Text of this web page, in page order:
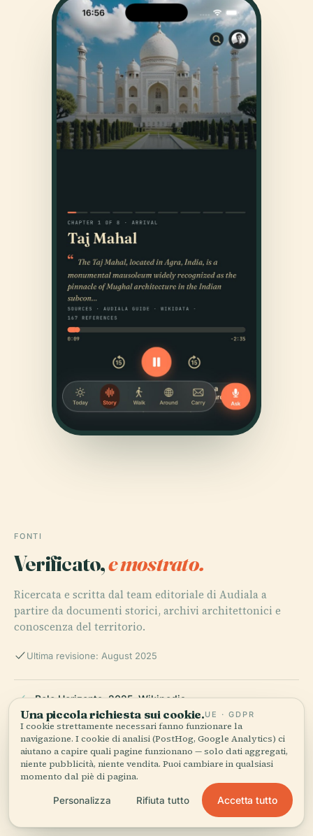
FONTI
Verificato,e mostrato.
Ricercata e scritta dal team editoriale di Audiala a
partire da documenti storici, archivi architettonici e
conoscenza del territorio.
Ultima revisione: August 2025
Belo Horizonte, 2025, Wikipedia
Mirantes em BH, 2025, BH Fácil
37 Facts About Belo Horizonte, 2025, Facts.net
Una piccola richiesta sui cookie.UE · GDPR
I cookie strettamente necessari fanno funzionare la
navigazione. I cookie di analisi (PostHog, Google Analytics) ci
aiutano a capire quali pagine funzionano — solo dati aggregati,
niente pubblicità, niente vendita. Puoi cambiare in qualsiasi
momento dal piè di pagina.
Personalizza Rifiuta tutto Accetta tutto